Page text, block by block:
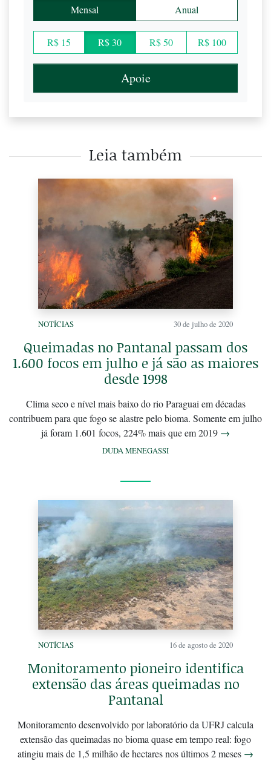
Mensal Anual
R$ 15 R$ 30 R$ 50 R$ 100
Apoie
Leia também
NOTÍCIAS 30 de julho de 2020
Queimadas no Pantanal passam dos
1.600 focos em julho e já são as maiores
desde 1998
Clima seco e nível mais baixo do rio Paraguai em décadas
contribuem para que fogo se alastre pelo bioma. Somente em julho
já foram 1.601 focos, 224% mais que em 2019 →
DUDA MENEGASSI
NOTÍCIAS 16 de agosto de 2020
Monitoramento pioneiro identifica
extensão das áreas queimadas no
Pantanal
Monitoramento desenvolvido por laboratório da UFRJ calcula
extensão das queimadas no bioma quase em tempo real: fogo
atingiu mais de 1,5 milhão de hectares nos últimos 2 meses →